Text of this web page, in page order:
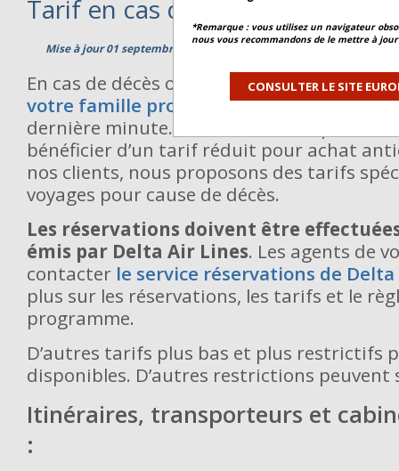
Tarif en cas de décès –
Mise à jour 01 septembre 2023
En cas de décès ou de décès imminent
votre famille proche,
un client peut avoir
dernière minute. Les clients n’ont peut-
bénéficier d’un tarif réduit pour achat
nos clients, nous proposons des tarifs
voyages pour cause de décès.
Les réservations doivent être
émis par Delta Air Lines. Les agents de
contacter le service réservations de Delta
plus sur les réservations, les tarifs et le
programme.
D’autres tarifs plus bas et plus restrictifs
disponibles. D’autres restrictions peuvent
Itinéraires, transporteurs et
:
*Remarque : vous utilisez un navigateur
nous vous recommandons de le mettre à
CONSULTER LE SITE